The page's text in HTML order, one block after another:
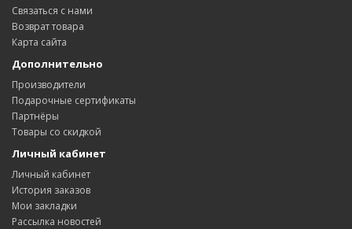
Связаться с нами
Возврат товара
Карта сайта
Дополнительно
Производители
Подарочные сертификаты
Партнёры
Товары со скидкой
Личный кабинет
Личный кабинет
История заказов
Мои закладки
Рассылка новостей